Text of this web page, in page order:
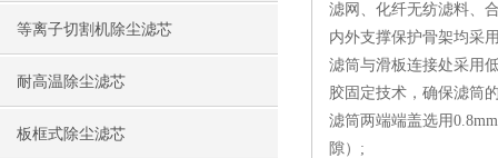
等离子切割机除尘滤芯
耐高温除尘滤芯
板框式除尘滤芯
滤网、化纤无纺滤料、
内外支撑保护骨架均采
滤筒与滑板连接处采用
胶固定技术，确保滤筒
滤筒两端端盖选用
隙）;